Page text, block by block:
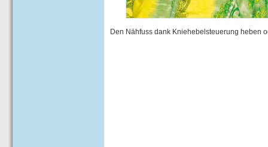
Den Nähfuss dank Kniehebelsteuerung heben